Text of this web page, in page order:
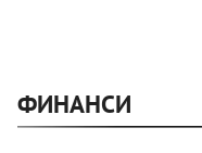
ФИНАНСИ